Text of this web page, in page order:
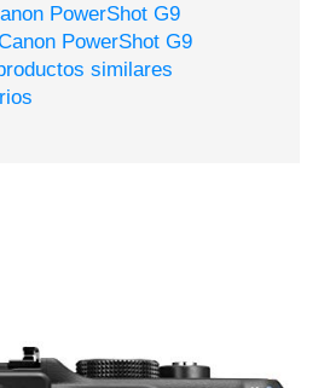
PowerShot G9
PowerShot G9
similares